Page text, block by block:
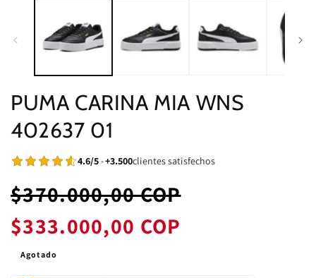
ventana
modal
PUMA CARINA MIA WNS
402637 01
4.6/5•+3.500clientes satisfechos
Precio
habitual
$370.000,00 COP
$333.000,00 COP
Agotado